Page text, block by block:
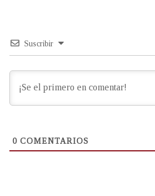
Suscribir
0 COMENTARIOS